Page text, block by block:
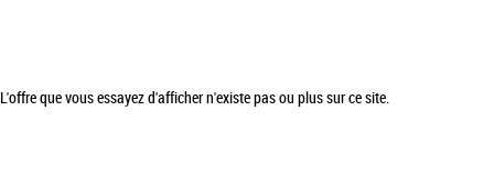
L'offre que vous essayez d'afficher n'existe pas ou plus sur ce site.